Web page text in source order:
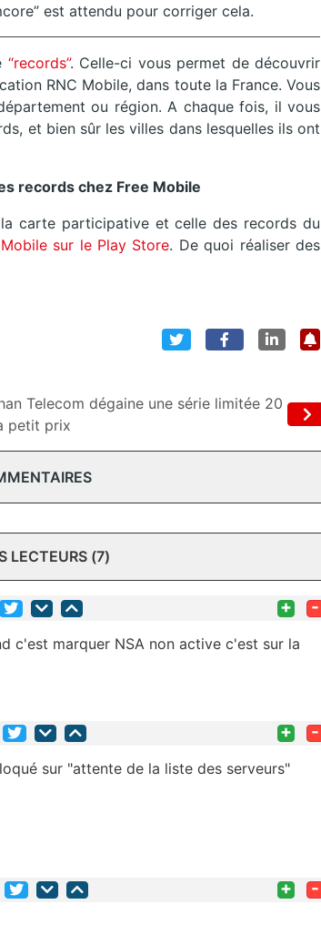
est attendu pour corriger cela.
“records”. Celle-ci vous permet de découvrir
RNC Mobile, dans toute la France. Vous
ou région. A chaque fois, il vous
et bien sûr les villes dans lesquelles ils ont
records chez Free Mobile
carte participative et celle des records du
sur le Play Store. De quoi réaliser des
Telecom dégaine une série limitée 20
petit prix
LECTEURS (7)
+ -
c'est marquer NSA non active c'est sur la
+ -
sur "attente de la liste des serveurs"
+ -